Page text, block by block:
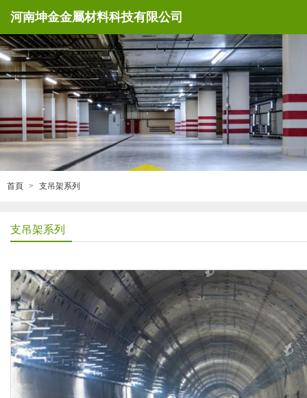
河南坤金金屬材料科技有限公司
首頁 支吊架系列
支吊架系列